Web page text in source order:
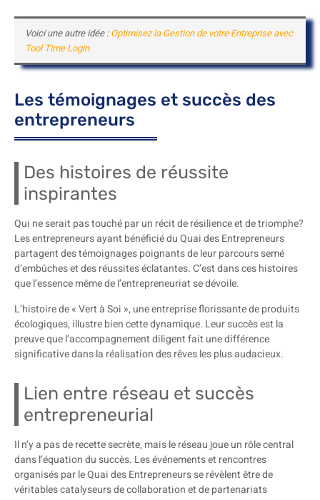
Voici une autre idée :Optimisez la Gestion de votre Entreprise avec
Tool Time Login
Les témoignages et succès des
entrepreneurs
Des histoires de réussite
inspirantes
Qui ne serait pas touché par un récit de résilience et de triomphe?
Les entrepreneurs ayant bénéficié du Quai des Entrepreneurs
partagent des témoignages poignants de leur parcours semé
d’embûches et des réussites éclatantes. C’est dans ces histoires
que l’essence même de l’entrepreneuriat se dévoile.
L’histoire de « Vert à Soi », une entreprise florissante de produits
écologiques, illustre bien cette dynamique. Leur succès est la
preuve que l’accompagnement diligent fait une différence
significative dans la réalisation des rêves les plus audacieux.
Lien entre réseau et succès
entrepreneurial
Il n’y a pas de recette secrète, mais le réseau joue un rôle central
dans l’équation du succès. Les événements et rencontres
organisés par le Quai des Entrepreneurs se révèlent être de
véritables catalyseurs de collaboration et de partenariats